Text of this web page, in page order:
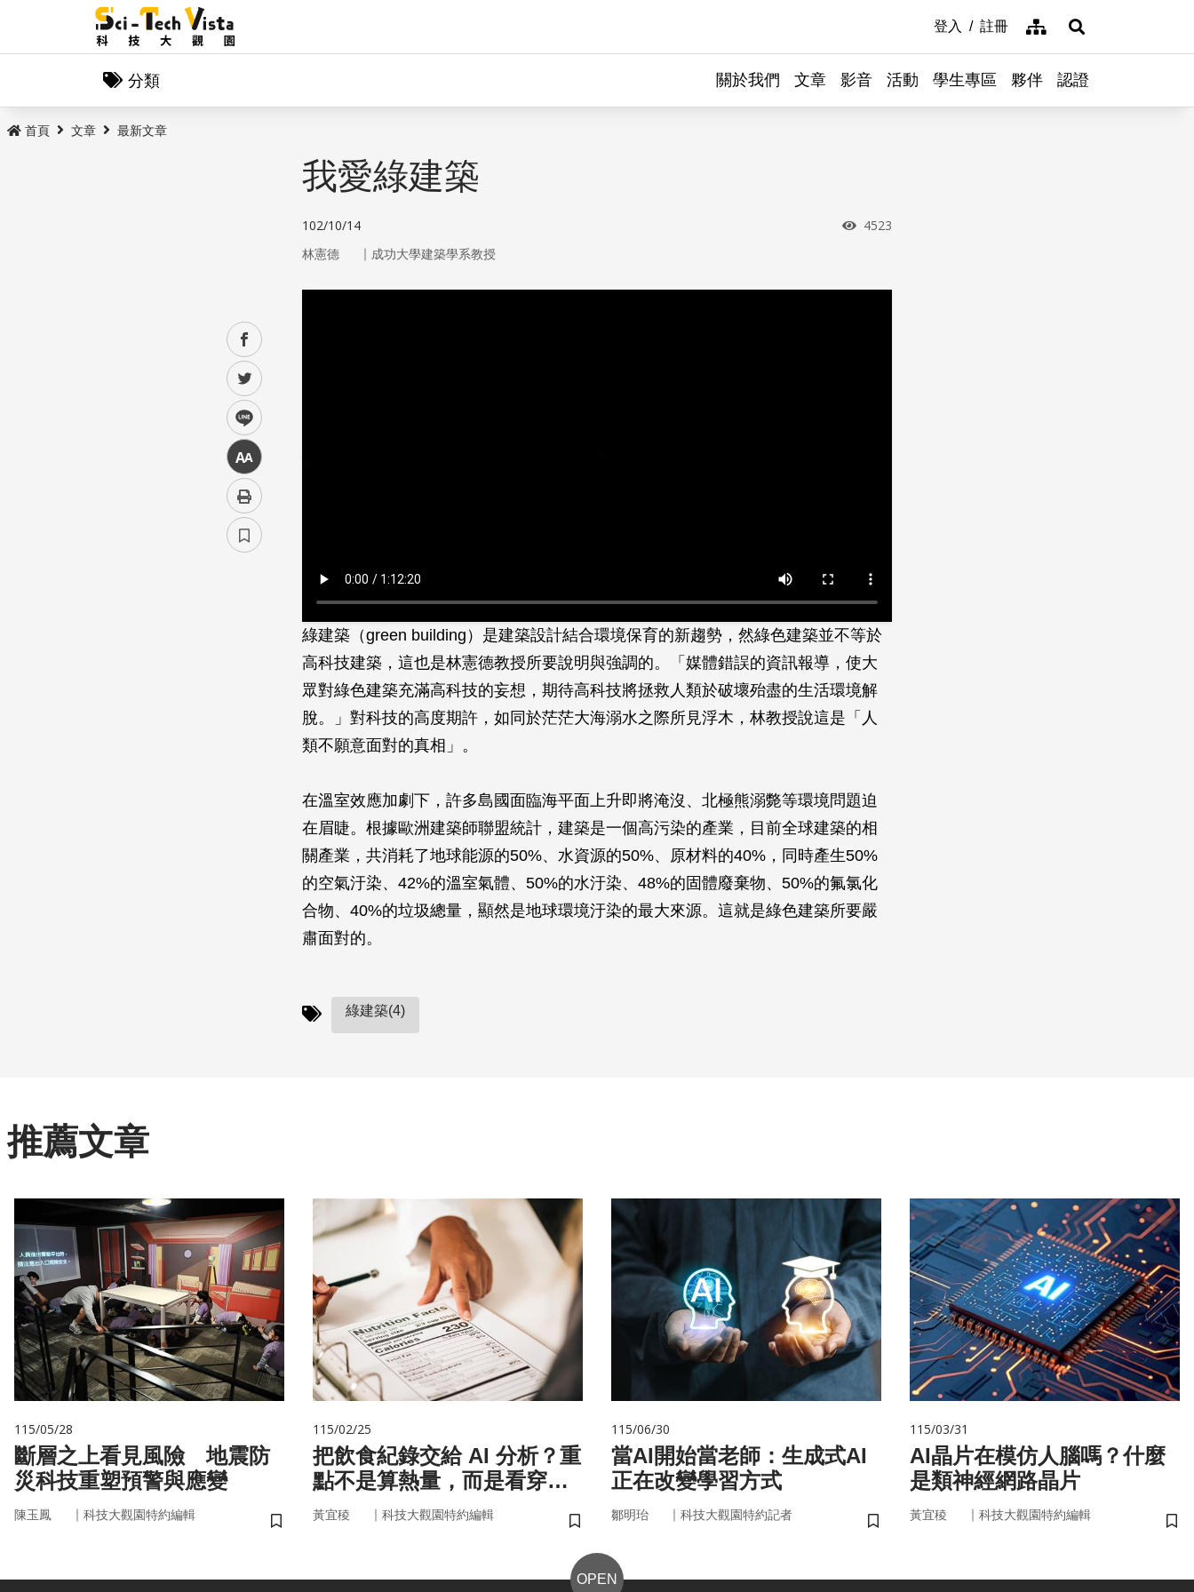
登入 註冊 網站導覽展開搜尋
分類 關於我們 文章 影音 活動 學生專區 夥伴 認證
首頁 文章 最新文章
facebook
twitter
line
中
我愛綠建築
102/10/14 瀏覽次數
4523
林憲德 ｜ 成功大學建築學系教授
綠建築（green building）是建築設計結合環境保育的新趨勢，然綠色建築並不等於
高科技建築，這也是林憲德教授所要說明與強調的。「媒體錯誤的資訊報導，使大
眾對綠色建築充滿高科技的妄想，期待高科技將拯救人類於破壞殆盡的生活環境解
脫。」對科技的高度期許，如同於茫茫大海溺水之際所見浮木，林教授說這是「人
類不願意面對的真相」。
在溫室效應加劇下，許多島國面臨海平面上升即將淹沒、北極熊溺斃等環境問題迫
在眉睫。根據歐洲建築師聯盟統計，建築是一個高污染的產業，目前全球建築的相
關產業，共消耗了地球能源的50%、水資源的50%、原材料的40%，同時產生50%
的空氣汙染、42%的溫室氣體、50%的水汙染、48%的固體廢棄物、50%的氟氯化
合物、40%的垃圾總量，顯然是地球環境汙染的最大來源。這就是綠色建築所要嚴
肅面對的。
綠建築(4)
推薦文章
115/05/28
斷層之上看見風險 地震防
災科技重塑預警與應變
陳玉鳳 ｜ 科技大觀園特約編輯
儲存書籤
115/02/25
把飲食紀錄交給 AI 分析？重
點不是算熱量，而是看穿你
的「飲食習慣」
黃宜稜 ｜ 科技大觀園特約編輯
儲存書籤
115/06/30
當AI開始當老師：生成式AI
正在改變學習方式
鄒明珆 ｜ 科技大觀園特約記者
儲存書籤
115/03/31
AI晶片在模仿人腦嗎？什麼
是類神經網路晶片
黃宜稜 ｜ 科技大觀園特約編輯
儲
OPEN